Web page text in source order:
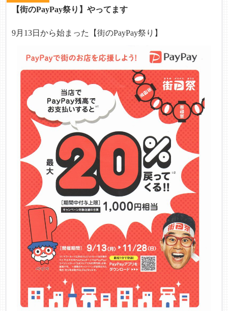
【街のPayPay祭り】やってます
9月13日から始まった 【街のPayPay祭り】